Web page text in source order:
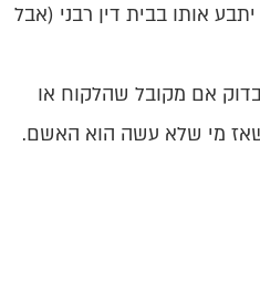
אותו בבית דין רבני (אבל
אם מקובל שהלקוח או
שאז מי שלא עשה הוא האשם.